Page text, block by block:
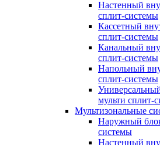
Настенный
сплит-системы
Кассетный
сплит-системы
Канальный
сплит-системы
Напольный
сплит-системы
мульти сплит-
Мультизональные
Наружный
системы
Настенный